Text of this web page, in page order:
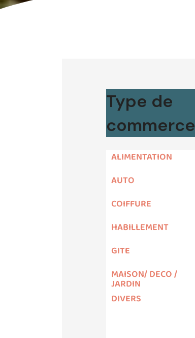
Type de
commerce
ALIMENTATION
AUTO
COIFFURE
HABILLEMENT
GITE
MAISON/ DECO /
JARDIN
DIVERS